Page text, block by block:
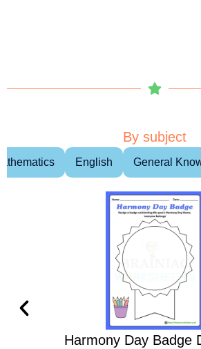
By subject
English General
Harmony Day Badge